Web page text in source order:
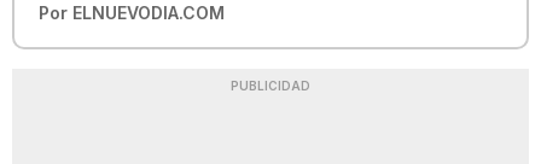
Por ELNUEVODIA.COM
PUBLICIDAD